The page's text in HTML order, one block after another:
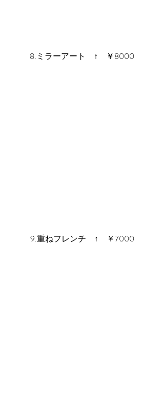
8.ミラーアート　↑　￥8000
9.重ねフレンチ　↑　￥7000